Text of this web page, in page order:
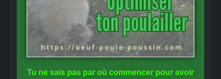
Tu ne sais pas par où commencer pour avoir